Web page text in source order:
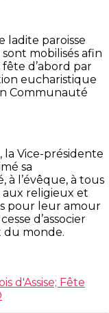
ladite paroisse
mobilisés afin
d’abord par
eucharistique
Communauté
Vice-présidente
sa
à l’évêque, à tous
aux religieux et
pour leur amour
d’associer
du monde.
d'Assise; Fête